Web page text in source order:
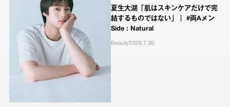
夏生大湖「肌はスキンケアだけで完
結するものではない」｜ #両Aメン
Side : Natural
Beauty2026.7.30